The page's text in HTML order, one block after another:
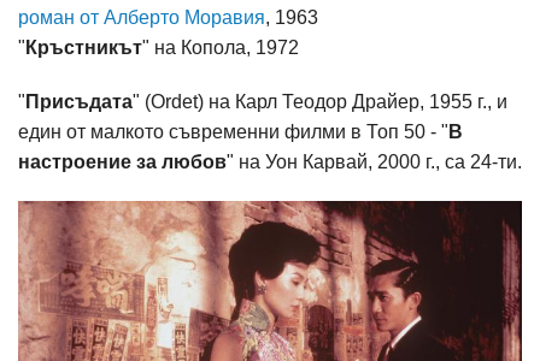
роман от Алберто Моравия, 1963
" Кръстникът" на Копола, 1972
" Присъдата" (Ordet) на Карл Теодор Драйер, 1955 г., и
един от малкото съвременни филми в Топ 50 - " В
настроение за любов" на Уон Карвай, 2000 г., са 24-ти.